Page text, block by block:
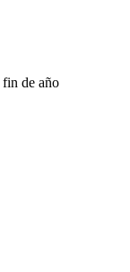
fin de año